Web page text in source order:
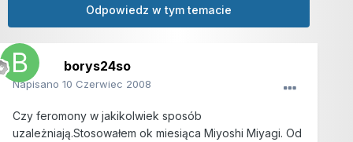
Odpowiedz w tym temacie
borys24so
Napisano 10 Czerwiec 2008
Czy feromony w jakikolwiek sposób
uzależniają.Stosowałem ok miesiąca Miyoshi Miyagi. Od